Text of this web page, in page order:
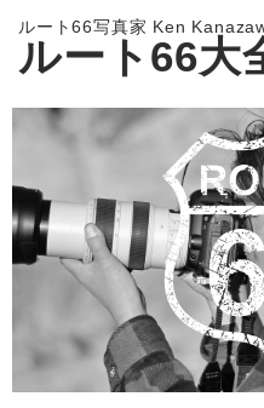
ルート66写真家 Ken
ルート66大